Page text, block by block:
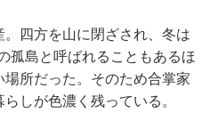
四方を山に閉ざされ、冬は
孤島と呼ばれることもあるほ
所だった。そのため合掌家
しが色濃く残っている。